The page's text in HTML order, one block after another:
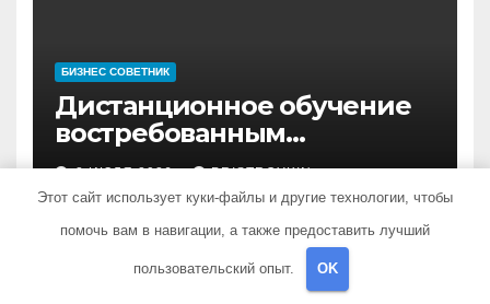
БИЗНЕС СОВЕТНИК
Дистанционное обучение
востребованным
профессиям
2 ИЮЛЯ 2026 PRISTROYKIN_
Этот сайт использует куки-файлы и другие технологии, чтобы
помочь вам в навигации, а также предоставить лучший
пользовательский опыт. OK